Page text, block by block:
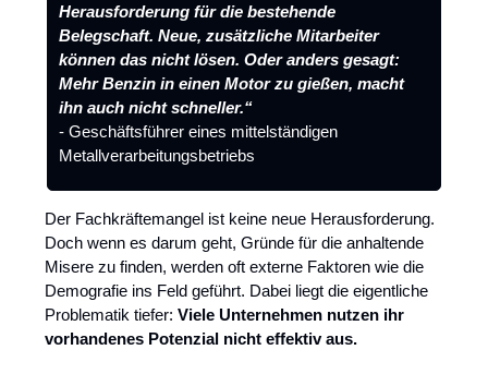
Herausforderung für die bestehende
Belegschaft. Neue, zusätzliche Mitarbeiter
können das nicht lösen. Oder anders gesagt:
Mehr Benzin in einen Motor zu gießen, macht
ihn auch nicht schneller.“
- Geschäftsführer eines mittelständigen
Metallverarbeitungsbetriebs
Der Fachkräftemangel ist keine neue Herausforderung.
Doch wenn es darum geht, Gründe für die anhaltende
Misere zu finden, werden oft externe Faktoren wie die
Demografie ins Feld geführt. Dabei liegt die eigentliche
Problematik tiefer: Viele Unternehmen nutzen ihr
vorhandenes Potenzial nicht effektiv aus.